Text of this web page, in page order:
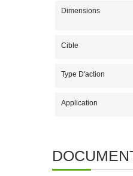
Dimensions
Cible
Type D'action
Application